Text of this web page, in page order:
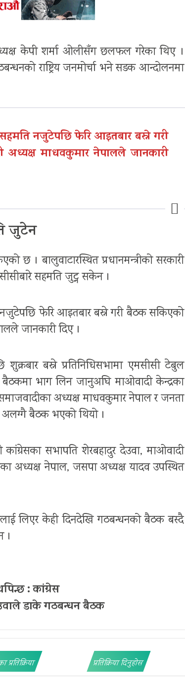
अध्यक्ष केपी शर्मा ओलीसँग छलफल गरेका थिए ।
राष्ट्रिय जनमोर्चा भने सडक आन्दोलनमा
नजुटेपछि फेरि आइतबार बस्ने गरी
माधवकुमार नेपालले जानकारी
जुटेन
छ । बालुवाटारस्थित प्रधानमन्त्रीको सरकारी
सहमति जुट्न सकेन ।
फेरि आइतबार बस्ने गरी बैठक सकिएको
जानकारी दिए ।
बस्ने प्रतिनिधिसभामा एमसीसी टेबुल
भाग लिन जानुअघि माओवादी केन्द्रका
अध्यक्ष माधवकुमार नेपाल र जनता
अलग्गै बैठक भएको थियो ।
सभापति शेरबहादुर देउवा, माओवादी
अध्यक्ष नेपाल, जसपा अध्यक्ष यादव उपस्थित
लिएर केही दिनदेखि गठबन्धनको बैठक बस्दै
।
: कांग्रेस
डाके गठबन्धन बैठक
प्रतिक्रिया प्रतिक्रिया दिनुहोस